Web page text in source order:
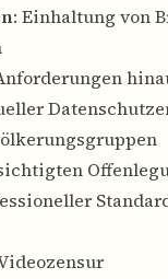
: Einhaltung von